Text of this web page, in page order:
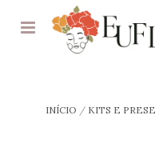
INÍCIO / KITS E